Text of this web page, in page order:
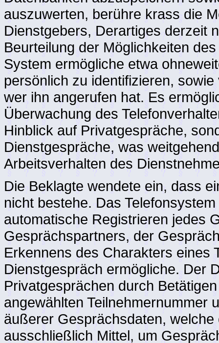
auszuwerten, berühre krass die
Dienstgebers, Derartiges derzeit
Beurteilung der Möglichkeiten
System ermögliche etwa
persönlich zu identifizieren,
wer ihn angerufen hat. Es
Überwachung des
Hinblick auf Privatgespräche,
Dienstgespräche, was
Arbeitsverhalten des
Die Beklagte wendete ein, dass
nicht bestehe. Das
automatische Registrieren jedes
Gesprächspartners, der
Erkennens des Charakters eines
Dienstgespräch ermögliche. Der
Privatgesprächen durch
angewählten Teilnehmernummer
äußerer Gesprächsdaten,
ausschließlich Mittel, um